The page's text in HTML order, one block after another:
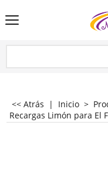
<< Atrás | Inicio >
Recargas Limón para El